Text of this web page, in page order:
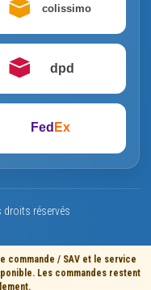
colissimo
dpd
Fed Ex
réservés
commande / SAV et le service
Les commandes restent